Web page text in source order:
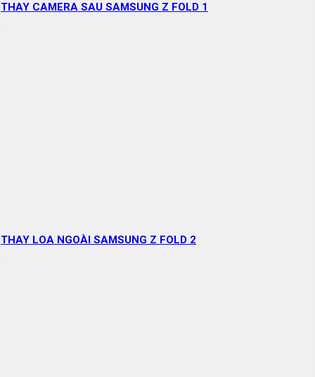
THAY CAMERA SAU SAMSUNG Z FOLD 1
THAY LOA NGOÀI SAMSUNG Z FOLD 2